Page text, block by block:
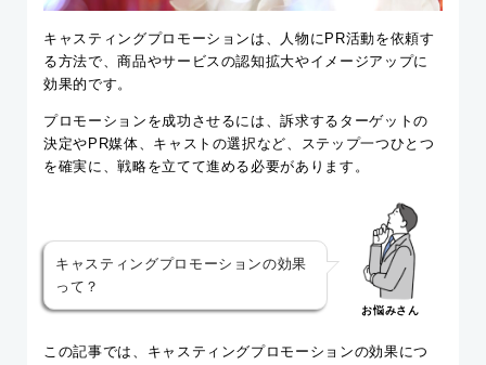
キャスティングプロモーションは、人物にPR活動を依頼す
る方法で、商品やサービスの認知拡大やイメージアップに
効果的です。
プロモーションを成功させるには、訴求するターゲットの
決定やPR媒体、キャストの選択など、ステップ一つひとつ
を確実に、戦略を立てて進める必要があります。
キャスティングプロモーションの効果
って？
お悩みさん
この記事では、キャスティングプロモーションの効果につ